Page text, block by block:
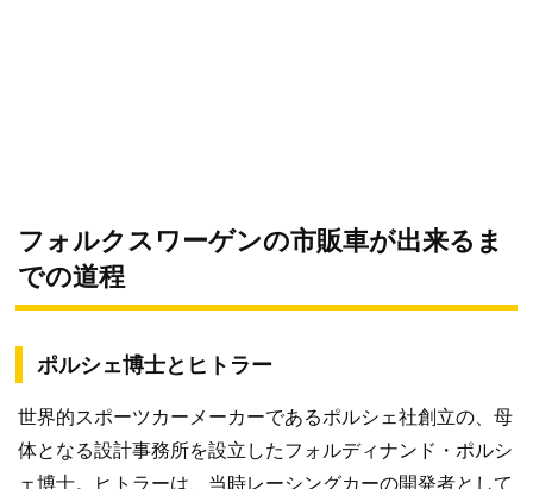
フォルクスワーゲンの市販車が出来るま
での道程
ポルシェ博士とヒトラー
世界的スポーツカーメーカーであるポルシェ社創立の、母
体となる設計事務所を設立したフォルディナンド・ポルシ
ェ博士。ヒトラーは、当時レーシングカーの開発者として